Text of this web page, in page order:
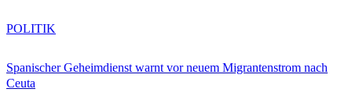
Spanischer Geheimdienst warnt vor neuem Migrantenstrom nach
Ceuta
POLITIK